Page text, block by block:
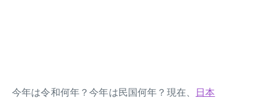
今年は令和何年？今年は民国何年？現在、
日本